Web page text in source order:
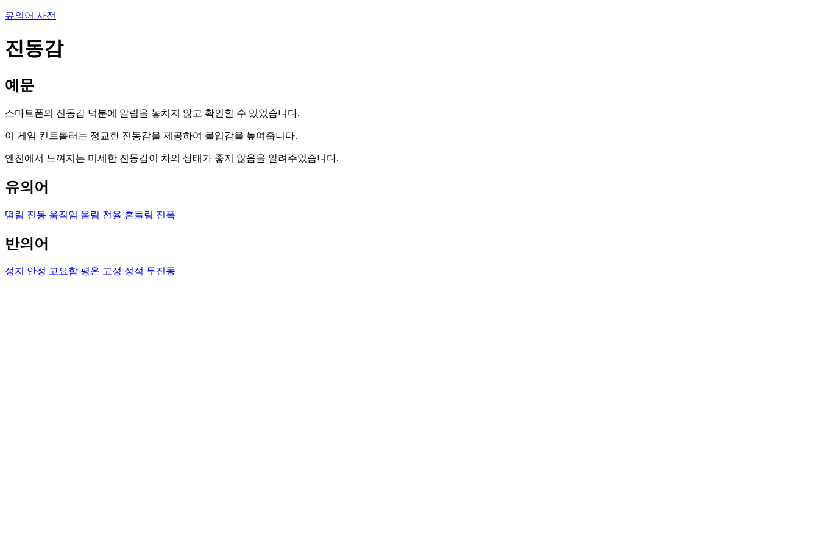
유의어 사전
진동감
예문
스마트폰의 진동감 덕분에 알림을 놓치지 않고 확인할 수 있었습니다.
이 게임 컨트롤러는 정교한 진동감을 제공하여 몰입감을 높여줍니다.
엔진에서 느껴지는 미세한 진동감이 차의 상태가 좋지 않음을 알려주었습니다.
유의어
떨림 진동 움직임 울림 전율 흔들림 진폭
반의어
정지 안정 고요함 평온 고정 정적 무진동